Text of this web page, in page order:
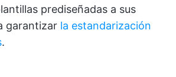
prediseñadas a sus
garantizar la estandarización
.